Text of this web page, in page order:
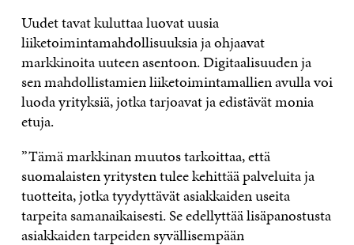
Uudet tavat kuluttaa luovat uusia
liiketoimintamahdollisuuksia ja ohjaavat
markkinoita uuteen asentoon. Digitaalisuuden ja
sen mahdollistamien liiketoimintamallien avulla voi
luoda yrityksiä, jotka tarjoavat ja edistävät monia
etuja.
”Tämä markkinan muutos tarkoittaa, että
suomalaisten yritysten tulee kehittää palveluita ja
tuotteita, jotka tyydyttävät asiakkaiden useita
tarpeita samanaikaisesti. Se edellyttää lisäpanostusta
asiakkaiden tarpeiden syvällisempään